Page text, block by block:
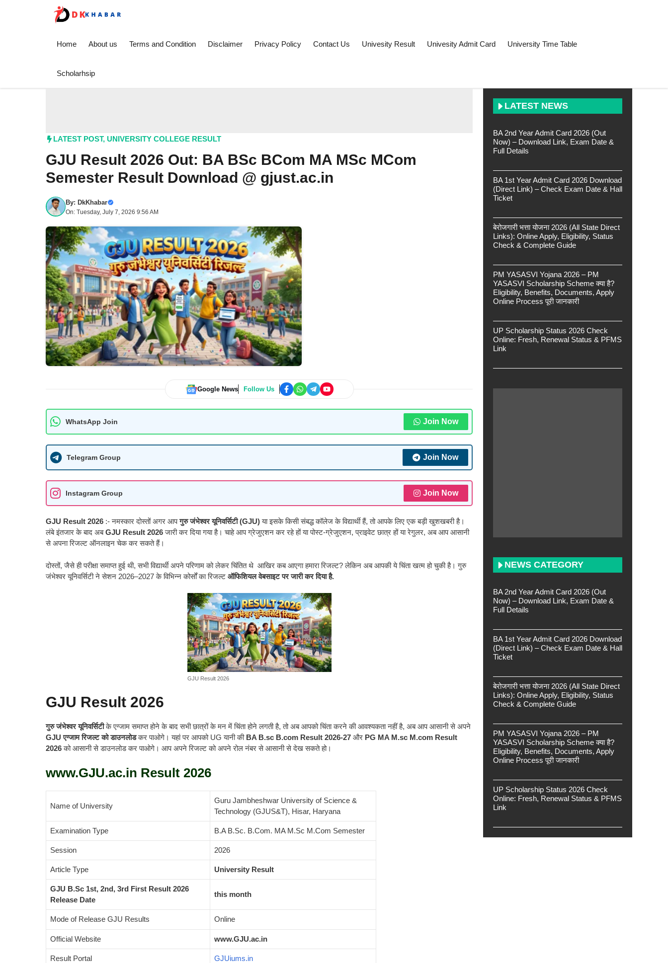
Home About us Terms and Condition Disclaimer Privacy Policy Contact Us Univesity Result Univesity Admit Card University Time Table
Scholarhsip
LATEST POST, UNIVERSITY COLLEGE RESULT
GJU Result 2026 Out: BA BSc BCom MA MSc MCom
Semester Result Download @ gjust.ac.in
By: DkKhabar
On: Tuesday, July 7, 2026 9:56 AM
Google News Follow Us
WhatsApp Join Join Now
Telegram Group Join Now
Instagram Group Join Now
GJU Result 2026 :-नमस्कार दोस्तों अगर आपगुरु जंभेश्वर यूनिवर्सिटी (GJU)या इसके किसी संबद्ध कॉलेज के विद्यार्थी हैं, तो आपके लिए एक बड़ी खुशखबरी है।
लंबे इंतजार के बाद अबGJU Result 2026जारी कर दिया गया है। चाहे आप ग्रेजुएशन कर रहे हों या पोस्ट-ग्रेजुएशन, प्राइवेट छात्र हों या रेगुलर, अब आप आसानी
से अपना रिजल्ट ऑनलाइन चेक कर सकते हैं।
दोस्तों, जैसे ही परीक्षा समाप्त हुई थी, सभी विद्यार्थी अपने परिणाम को लेकर चिंतित थे आखिर कब आएगा हमारा रिजल्ट? लेकिन अब आपकी ये चिंता खत्म हो चुकी है। गुरु
जंभेश्वर यूनिवर्सिटी ने सेशन 2026–2027 के विभिन्न कोर्सों का रिजल्ट ऑफिशियल वेबसाइट पर जारी कर दिया है.
GJU Result 2026
GJU Result 2026
गुरु जंभेश्वर यूनिवर्सिटीके एग्जाम समाप्त होने के बाद सभी छात्रों के मन में चिंता होने लगती है, तो अब आपको चिंता करने की आवश्यकता नहीं है, अब आप आसानी से अपने
GJU एग्जाम रिजल्ट को डाउनलोडकर पाओगे। यहां पर आपको UG यानी की BA B.sc B.com Result 2026-27 और PG MA M.sc M.com Result
2026को आसानी से डाउनलोड कर पाओगे। आप अपने रिजल्ट को अपने रोल नंबर से आसानी से देख सकते हो।
www.GJU.ac.in Result 2026
Name of University
Guru Jambheshwar University of Science &
Technology (GJUS&T), Hisar, Haryana
Examination Type B.A B.Sc. B.Com. MA M.Sc M.Com Semester
Session 2026
Article Type University Result
GJU B.Sc 1st, 2nd, 3rd First Result 2026
Release Date
this month
Mode of Release GJU Results Online
Official Website www.GJU.ac.in
Result Portal GJUiums.in
LATEST NEWS
BA 2nd Year Admit Card 2026 (Out
Now) – Download Link, Exam Date &
Full Details
BA 1st Year Admit Card 2026 Download
(Direct Link) – Check Exam Date & Hall
Ticket
बेरोजगारी भत्ता योजना 2026 (All State Direct
Links): Online Apply, Eligibility, Status
Check & Complete Guide
PM YASASVI Yojana 2026 – PM
YASASVI Scholarship Scheme क्या है?
Eligibility, Benefits, Documents, Apply
Online Process पूरी जानकारी
UP Scholarship Status 2026 Check
Online: Fresh, Renewal Status & PFMS
Link
NEWS CATEGORY
BA 2nd Year Admit Card 2026 (Out
Now) – Download Link, Exam Date &
Full Details
BA 1st Year Admit Card 2026 Download
(Direct Link) – Check Exam Date & Hall
Ticket
बेरोजगारी भत्ता योजना 2026 (All State Direct
Links): Online Apply, Eligibility, Status
Check & Complete Guide
PM YASASVI Yojana 2026 – PM
YASASVI Scholarship Scheme क्या है?
Eligibility, Benefits, Documents, Apply
Online Process पूरी जानकारी
UP Scholarship Status 2026 Check
Online: Fresh, Renewal Status & PFMS
Link